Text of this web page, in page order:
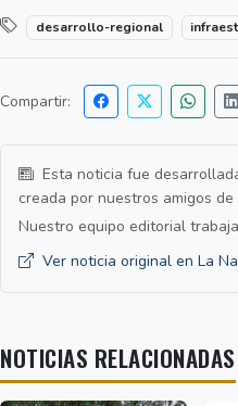
desarrollo-regional
Compartir:
Esta noticia fue
creada por nuestros amigos de
Nuestro equipo editorial
Ver noticia original en La
NOTICIAS RELACIONADAS